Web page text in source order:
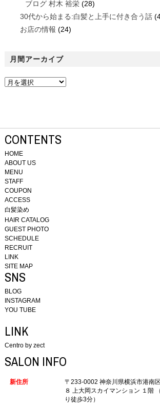
ブログ 村木 裕栄(28)
30代から始まる:白髪と上手に付き合う話
お店の情報 (24)
月間アーカイブ
CONTENTS
HOME
ABOUT US
MENU
STAFF
COUPON
ACCESS
白髪染め
HAIR CATALOG
GUEST PHOTO
SCHEDULE
RECRUIT
LINK
SITE MAP
SNS
BLOG
INSTAGRAM
YOU TUBE
LINK
Centro by zect
SALON INFO
新住所 〒233-0002 神奈川県横浜市港南
８ 上大岡スカイマンション １階
り徒歩3分）